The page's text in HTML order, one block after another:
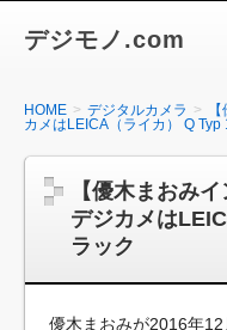
デジモノ.com
HOME デジタルカメラ
カメはLEICA（ライカ） Q Typ
【優木まおみ
デジカメは
ラック
優木まおみが2016年